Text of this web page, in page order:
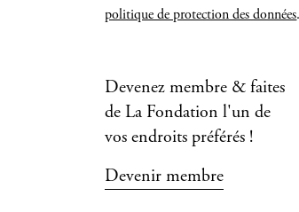
politique de protection des données.
Devenez membre & faites
de La Fondation l'un de
vos endroits préférés !
Devenir membre